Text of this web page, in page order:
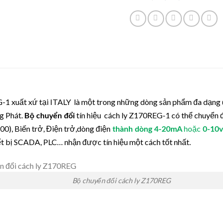
1 xuất xứ tại ITALY là một trong những dòng sản phẩm đa
Phát. Bộ chuyển đổitín hiệu cách ly Z170REG-1 có thể chuyển
Biến trở, Điện trở,dòng điện thành dòng 4-20mAhoặc 0-10v
SCADA, PLC… nhận được tín hiệu một cách tốt nhất.
Bộ chuyển đổi cách ly Z170REG